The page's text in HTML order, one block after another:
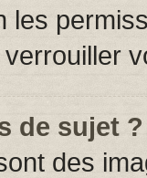
les
de sujet ?
des